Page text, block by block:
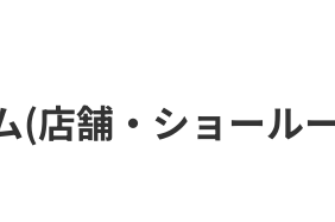
(店舗・ショール